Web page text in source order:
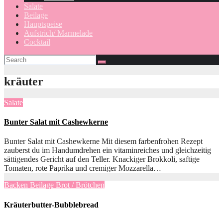
Salate
Beilage
Hauptspeise
Aufstrich/ Marmelade
Cocktail
kräuter
Salate
Bunter Salat mit Cashewkerne
Bunter Salat mit Cashewkerne Mit diesem farbenfrohen Rezept
zauberst du im Handumdrehen ein vitaminreiches und gleichzeitig
sättigendes Gericht auf den Teller. Knackiger Brokkoli, saftige
Tomaten, rote Paprika und cremiger Mozzarella…
Backen Beilage Brot / Brötchen
Kräuterbutter-Bubblebread